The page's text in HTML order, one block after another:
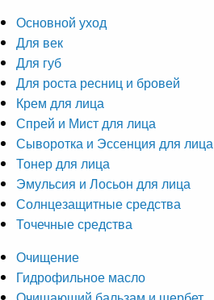
Основной уход
Для век
Для губ
Для роста ресниц и бровей
Крем для лица
Спрей и Мист для лица
Сыворотка и Эссенция для лица
Тонер для лица
Эмульсия и Лосьон для лица
Солнцезащитные средства
Точечные средства
Очищение
Гидрофильное масло